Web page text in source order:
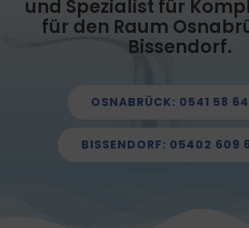
und Spezialist für
für den Raum
Bissendorf.
OSNABRÜCK: 0541 58
BISSENDORF: 05402 609